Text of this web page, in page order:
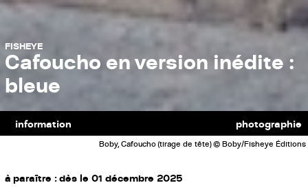
information photographie
FISHEYE
Cafoucho en version inédite :
bleue
Boby, Cafoucho (tirage de tête) © Boby/Fisheye Éditions
à paraître : dès le 01 décembre 2025